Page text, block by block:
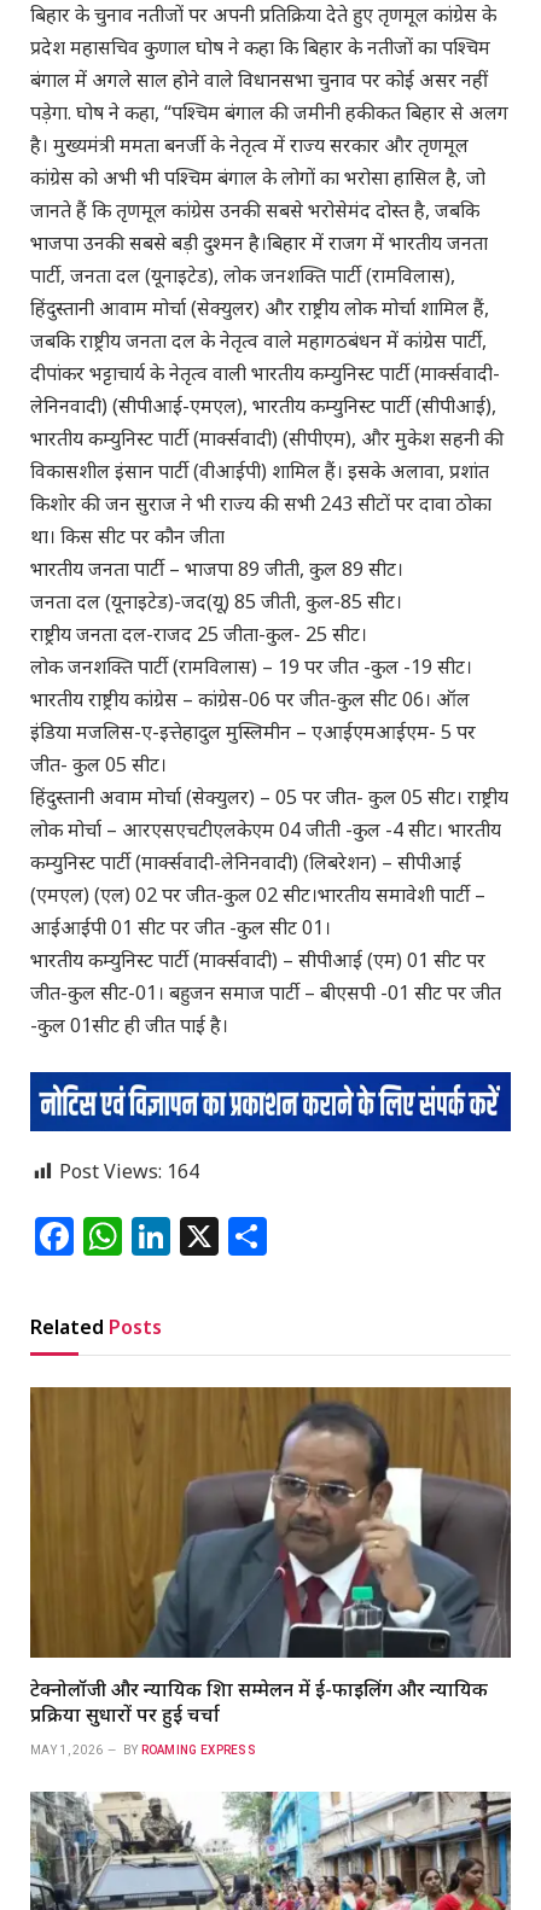
बिहार के चुनाव नतीजों पर अपनी प्रतिक्रिया देते हुए तृणमूल कांग्रेस के
प्रदेश महासचिव कुणाल घोष ने कहा कि बिहार के नतीजों का पश्चिम
बंगाल में अगले साल होने वाले विधानसभा चुनाव पर कोई असर नहीं
पड़ेगा. घोष ने कहा, “पश्चिम बंगाल की जमीनी हकीकत बिहार से अलग
है। मुख्यमंत्री ममता बनर्जी के नेतृत्व में राज्य सरकार और तृणमूल
कांग्रेस को अभी भी पश्चिम बंगाल के लोगों का भरोसा हासिल है, जो
जानते हैं कि तृणमूल कांग्रेस उनकी सबसे भरोसेमंद दोस्त है, जबकि
भाजपा उनकी सबसे बड़ी दुश्मन है।बिहार में राजग में भारतीय जनता
पार्टी, जनता दल (यूनाइटेड), लोक जनशक्ति पार्टी (रामविलास),
हिंदुस्तानी आवाम मोर्चा (सेक्युलर) और राष्ट्रीय लोक मोर्चा शामिल हैं,
जबकि राष्ट्रीय जनता दल के नेतृत्व वाले महागठबंधन में कांग्रेस पार्टी,
दीपांकर भट्टाचार्य के नेतृत्व वाली भारतीय कम्युनिस्ट पार्टी (मार्क्सवादी-
लेनिनवादी) (सीपीआई-एमएल), भारतीय कम्युनिस्ट पार्टी (सीपीआई),
भारतीय कम्युनिस्ट पार्टी (मार्क्सवादी) (सीपीएम), और मुकेश सहनी की
विकासशील इंसान पार्टी (वीआईपी) शामिल हैं। इसके अलावा, प्रशांत
किशोर की जन सुराज ने भी राज्य की सभी 243 सीटों पर दावा ठोका
था। किस सीट पर कौन जीता
भारतीय जनता पार्टी – भाजपा 89 जीती, कुल 89 सीट।
जनता दल (यूनाइटेड)-जद(यू) 85 जीती, कुल-85 सीट।
राष्ट्रीय जनता दल-राजद 25 जीता-कुल- 25 सीट।
लोक जनशक्ति पार्टी (रामविलास) – 19 पर जीत -कुल -19 सीट।
भारतीय राष्ट्रीय कांग्रेस – कांग्रेस-06 पर जीत-कुल सीट 06। ऑल
इंडिया मजलिस-ए-इत्तेहादुल मुस्लिमीन – एआईएमआईएम- 5 पर
जीत- कुल 05 सीट।
हिंदुस्तानी अवाम मोर्चा (सेक्युलर) – 05 पर जीत- कुल 05 सीट। राष्ट्रीय
लोक मोर्चा – आरएसएचटीएलकेएम 04 जीती -कुल -4 सीट। भारतीय
कम्युनिस्ट पार्टी (मार्क्सवादी-लेनिनवादी) (लिबरेशन) – सीपीआई
(एमएल) (एल) 02 पर जीत-कुल 02 सीट।भारतीय समावेशी पार्टी –
आईआईपी 01 सीट पर जीत -कुल सीट 01।
भारतीय कम्युनिस्ट पार्टी (मार्क्सवादी) – सीपीआई (एम) 01 सीट पर
जीत-कुल सीट-01। बहुजन समाज पार्टी – बीएसपी -01 सीट पर जीत
-कुल 01सीट ही जीत पाई है।
Post Views: 164
Facebook
WhatsApp
LinkedIn
X
Related Posts
टेक्नोलॉजी और न्यायिक शिक्षा सम्मेलन में ई-फाइलिंग और न्यायिक
प्रक्रिया सुधारों पर हुई चर्चा
MAY 1, 2026 BY ROAMING EXPRESS